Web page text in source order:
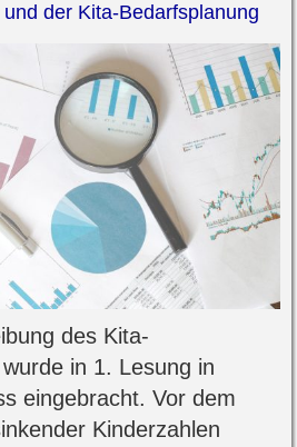
der Kita-Bedarfsplanung
des Kita-
in 1. Lesung in
eingebracht. Vor dem
Kinderzahlen